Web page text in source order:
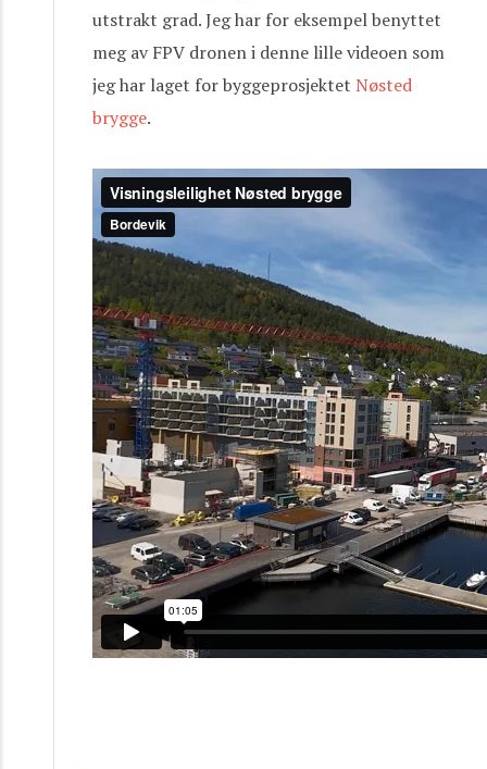
utstrakt grad. Jeg har for eksempel benyttet
meg av FPV dronen i denne lille videoen som
jeg har laget for byggeprosjektet Nøsted
brygge.